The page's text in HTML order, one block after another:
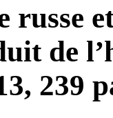
russe
de
239